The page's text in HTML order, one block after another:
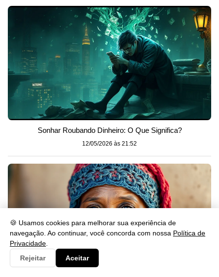
🍪 Usamos cookies para melhorar sua experiência de
navegação. Ao continuar, você concorda com nossa Política de
Privacidade
Rejeitar
Aceitar
Sonhar Roubando Dinheiro: O Que Significa?
12/05/2026 às 21:52